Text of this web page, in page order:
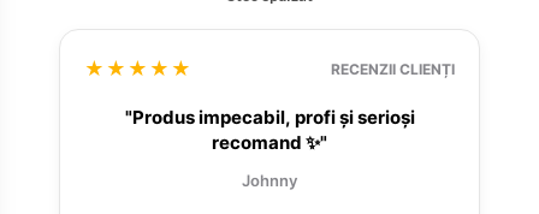
★★★★★ RECENZII CLIENȚI
"Produs impecabil, profi și serioși
recomand ✨"
Johnny